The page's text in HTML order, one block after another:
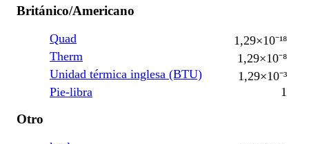
Británico/Americano
Quad
1,29×10⁻¹⁸
Therm
1,29×10⁻⁸
Unidad térmica inglesa (BTU)
1,29×10⁻³
Pie-libra
1
Otro